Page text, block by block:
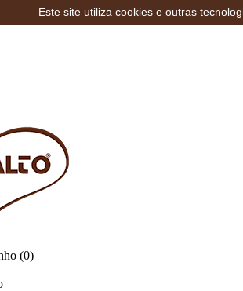
(0)
Este site utiliza cookies e outras